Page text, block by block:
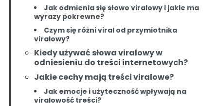
Jak odmienia się słowo viralowy i jakie ma
wyrazy pokrewne?
Czym się różni viral od przymiotnika
viralowy?
Kiedy używać słowa viralowy w
odniesieniu do treści internetowych?
Jakie cechy mają treści viralowe?
Jak emocje i użyteczność wpływają na
viralowość treści?